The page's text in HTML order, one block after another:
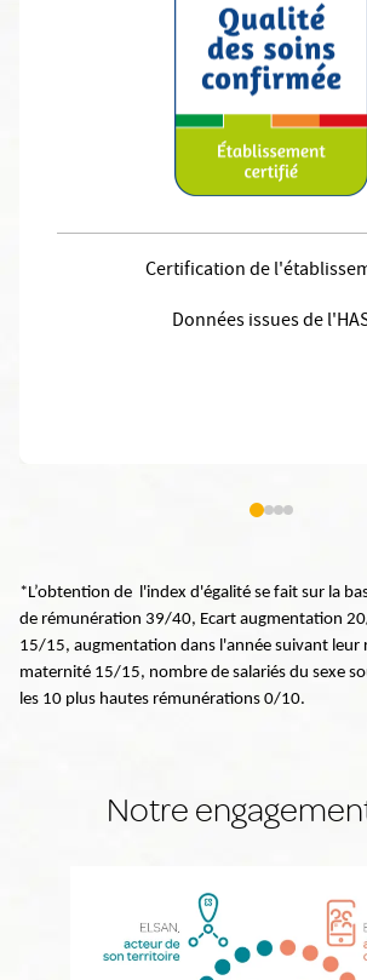
Certification de
Données issues de
*L’obtention de l'index d'égalité se fait sur la
de rémunération 39/40, Ecart augmentation
15/15, augmentation dans l'année suivant leur
maternité 15/15, nombre de salariés du sexe
les 10 plus hautes rémunérations 0/10.
Notre